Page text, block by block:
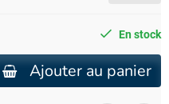
En stock
Ajouter au panier